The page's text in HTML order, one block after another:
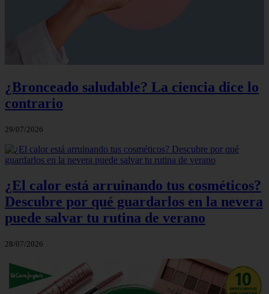
¿Bronceado saludable? La ciencia dice lo
contrario
29/07/2026
¿El calor está arruinando tus cosméticos?
Descubre por qué guardarlos en la nevera
puede salvar tu rutina de verano
28/07/2026